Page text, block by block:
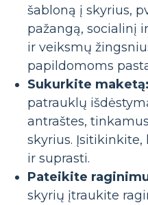
šabloną į skyrius,
pažangą, socialinį
ir veiksmų
papildomoms
Sukurkite maketą:
patrauklų
antraštes,
skyrius.
ir suprasti.
Pateikite
skyrių įtraukite